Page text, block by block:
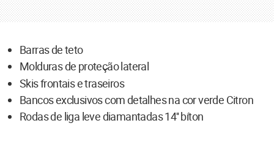
Barras de teto
Molduras de proteção lateral
Skis frontais e traseiros
Bancos exclusivos com detalhes na cor verde Citron
Rodas de liga leve diamantadas 14'' bíton